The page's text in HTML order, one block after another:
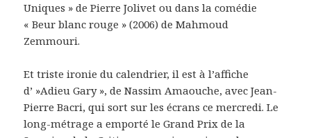
Uniques » de Pierre Jolivet ou dans la comédie
« Beur blanc rouge » (2006) de Mahmoud
Zemmouri.
Et triste ironie du calendrier, il est à l’affiche
d’ »Adieu Gary », de Nassim Amaouche, avec Jean-
Pierre Bacri, qui sort sur les écrans ce mercredi. Le
long-métrage a emporté le Grand Prix de la